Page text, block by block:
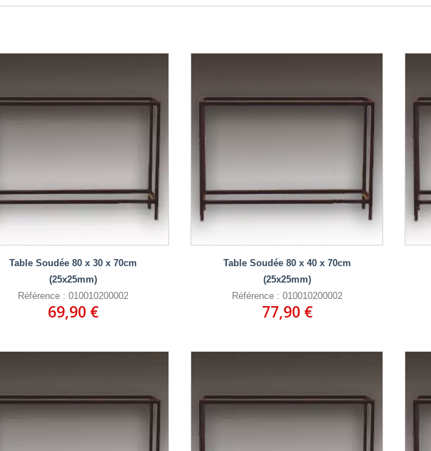
Table Soudée 80 x 30 x 70cm
(25x25mm)
Référence : 010010200002
69,90 €
Table Soudée 80 x 40 x 70cm
(25x25mm)
Référence : 010010200002
77,90 €